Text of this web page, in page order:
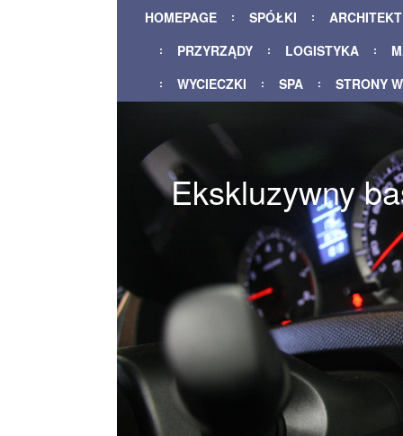
HOMEPAGE SPÓŁKI
PRZYRZĄDY
LOGISTYKA
WYCIECZKI
SPA STRONY
Ekskluzywny